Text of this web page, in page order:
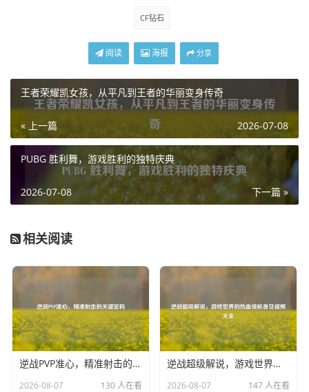
示，仔细寻找其中可能涉及到钻石领取的活动，有些活动可
定的游戏时长等，完成任务后即可获得领取 CF 钻石的资
还有些活动可能是通过签到来获取奖励，连续签到一定天
数，就有机会领取包含 CF 钻石的礼包，好游快爆有时也会
和游戏官方合作举办一些专属活动，玩家参与这些活动，按
照活动要求完成相应操作，如分享活动到社交平台、邀请好
友参与等，就能领取到 CF 钻石。
值得注意的是，要时刻关注好游快爆中穿越火线专区的动
石的机会，确保自己的账号信息在好游快爆和游戏中都准确
钻石，能让玩家在游戏中获得更多助力，享受更丰富的游戏
体验。
CF钻石
阅读 海报 分享
王者荣耀凯女孩，从平凡到王者的华丽变身传奇
« 上一篇 2026-07-08
PUBG 胜利舞，游戏胜利的独特庆典
下一篇 »
2026-07-08
相关阅读
逆战PVP准心，精准射击的关键密码
2026-08-07 130 人在看
逆战超级解说，游戏世界的热血领航者及视频大全
2026-08-07 147 人在看